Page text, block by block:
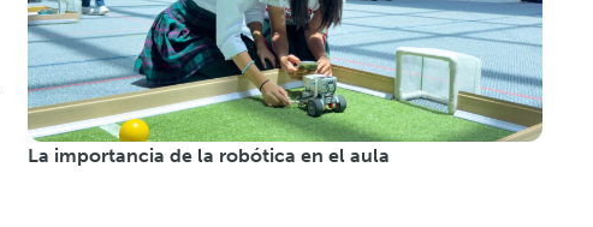
La importancia de la robótica en el aula